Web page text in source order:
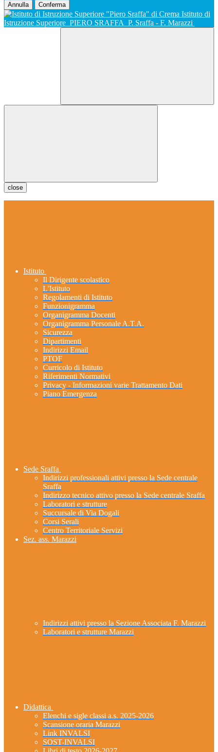
Annulla Conferma
Istituto di
Istruzione Superiore PIERO SRAFFA P. Sraffa - F. Marazzi
close
Istituto
Il Dirigente scolastico
L'Istituto
Regolamenti di Istituto
Funzionigramma
Organigramma Docenti
Organigramma Personale A.T.A.
Sicurezza
Dipartimenti
Indirizzi Email
PTOF
Curricolo di Istituto
Riferimenti Normativi
Privacy - Informazioni varie Trattamento Dati
Piano Emergenza
Sede Sraffa
Indirizzi professionali attivi presso la Sede centrale
Sraffa
Indirizzo tecnico attivo presso la Sede centrale Sraffa
Laboratori e strutture
Succursale di Via Dogali
Corsi Serali
Centro Territoriale Servizi
Sez. ass. Marazzi
Indirizzi attivi presso la Sezione Associata F. Marazzi
Laboratori e strutture Marazzi
Didattica
Elenchi e sigle classi a.s. 2025-2026
Scansione oraria Marazzi
Link INVALSI
SOST-INVALSI